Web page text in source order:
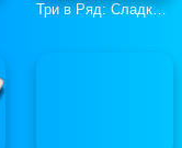
Три в Ряд: Сладкие Загадки